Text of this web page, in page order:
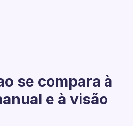
se compara à
e à visão